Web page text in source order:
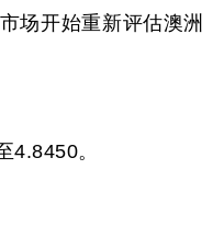
场开始重新评估澳洲
4.8450。